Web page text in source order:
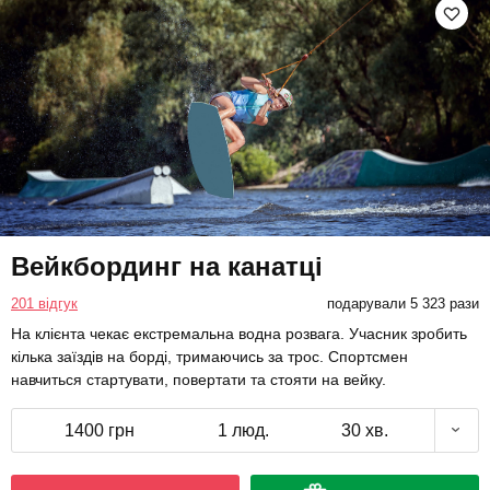
Вейкбординг на канатці
201 відгук подарували 5 323 рази
На клієнта чекає екстремальна водна розвага. Учасник зробить
кілька заїздів на борді, тримаючись за трос. Спортсмен
навчиться стартувати, повертати та стояти на вейку.
1400 грн 1 люд. 30 хв.